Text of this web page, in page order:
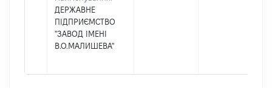
ДЕРЖАВНЕ
ПІДПРИЄМСТВО
"ЗАВОД ІМЕНІ
В.О.МАЛИШЕВА"